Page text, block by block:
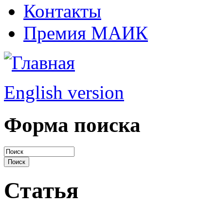
Контакты
Премия МАИК
English version
Форма поиска
Статья